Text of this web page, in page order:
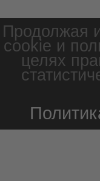
Продолжая
cookie и
целях